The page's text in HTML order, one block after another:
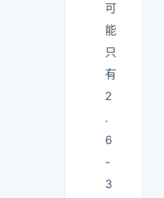
可
能
只
有
2
.
6
-
3